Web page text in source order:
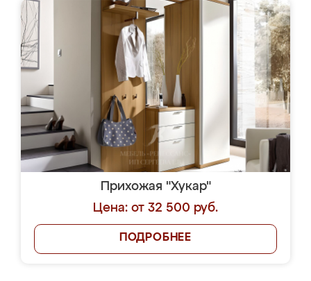
Прихожая "Хукар"
Цена: от 32 500 руб.
ПОДРОБНЕЕ